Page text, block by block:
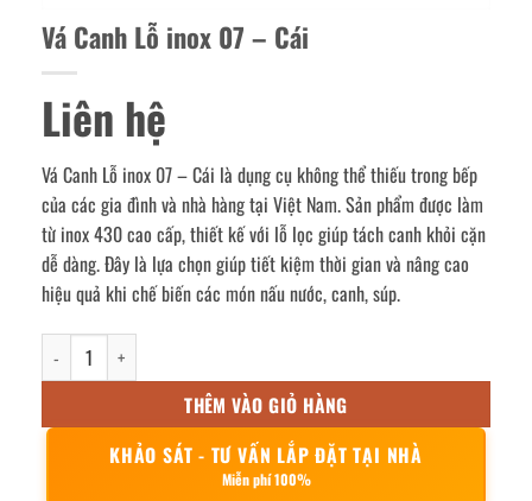
Vá Canh Lỗ inox 07 – Cái
Liên hệ
Vá Canh Lỗ inox 07 – Cái là dụng cụ không thể thiếu trong bếp
của các gia đình và nhà hàng tại Việt Nam. Sản phẩm được làm
từ inox 430 cao cấp, thiết kế với lỗ lọc giúp tách canh khỏi cặn
dễ dàng. Đây là lựa chọn giúp tiết kiệm thời gian và nâng cao
hiệu quả khi chế biến các món nấu nước, canh, súp.
Vá Canh Lỗ inox 07 – Cái số lượng
THÊM VÀO GIỎ HÀNG
KHẢO SÁT - TƯ VẤN LẮP ĐẶT TẠI NHÀ
Miễn phí 100%